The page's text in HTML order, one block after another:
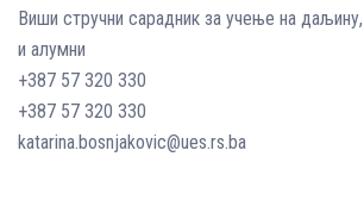
Виши стручни сарадник за учење на
и алумни
+387 57 320 330
+387 57 320 330
katarina.bosnjakovic@ues.rs.ba